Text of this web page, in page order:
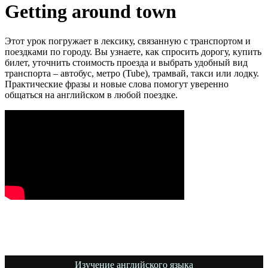
Getting around town
Этот урок погружает в лексику, связанную с транспортом и
поездками по городу. Вы узнаете, как спросить дорогу, купить
билет, уточнить стоимость проезда и выбрать удобный вид
транспорта – автобус, метро (Tube), трамвай, такси или лодку.
Практические фразы и новые слова помогут уверенно
общаться на английском в любой поездке.
Изучение английского языка